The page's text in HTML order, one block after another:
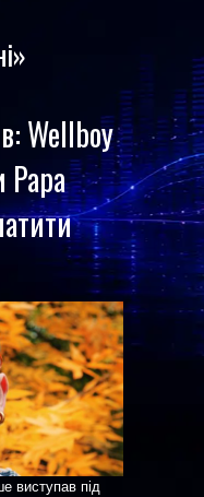
Wellboy
Papa
виступав під